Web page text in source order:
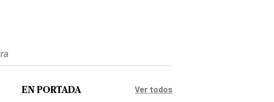
EN PORTADA Ver todos